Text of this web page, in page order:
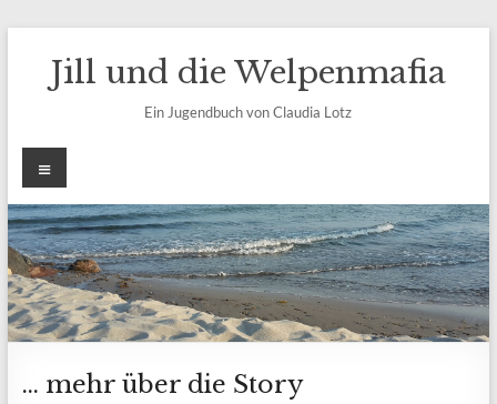
springenJill und die Welpenmafia
Ein Jugendbuch von Claudia Lotz
Menü
… mehr über die Story